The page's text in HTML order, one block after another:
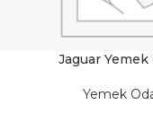
Jaguar Yemek
Yemek